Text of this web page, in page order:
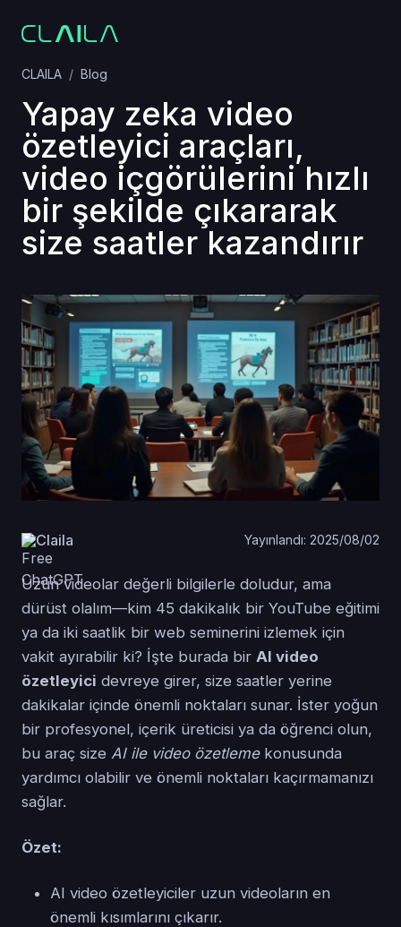
CLAILA Blog
Yapay zeka video
özetleyici araçları,
video içgörülerini hızlı
bir şekilde çıkararak
size saatler kazandırır
Claila Yayınlandı: 2025/08/02
Uzun videolar değerli bilgilerle doludur, ama
dürüst olalım—kim 45 dakikalık bir YouTube eğitimi
ya da iki saatlik bir web seminerini izlemek için
vakit ayırabilir ki? İşte burada bir AI video
özetleyici devreye girer, size saatler yerine
dakikalar içinde önemli noktaları sunar. İster yoğun
bir profesyonel, içerik üreticisi ya da öğrenci olun,
bu araç size AI ile video özetlemekonusunda
yardımcı olabilir ve önemli noktaları kaçırmamanızı
sağlar.
Özet:
AI video özetleyiciler uzun videoların en
önemli kısımlarını çıkarır.